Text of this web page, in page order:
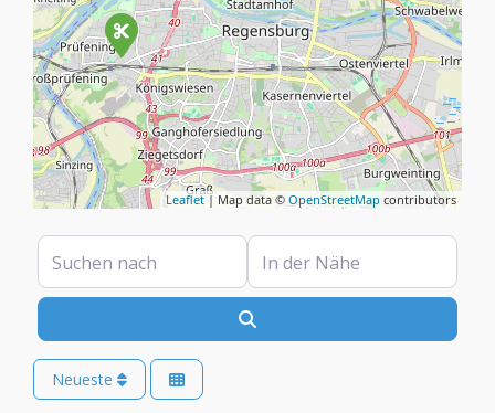
Leaflet| Map data © OpenStreetMap contributors
Suchen nach In der Nähe
Neueste